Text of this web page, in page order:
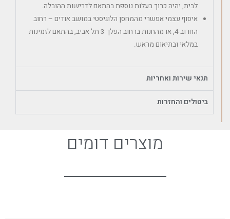
לבית, יהיה כרוך בעלות נוספת בהתאם לדרישות ההובלה.
איסוף עצמי אפשרי מהמחסן הלוגיסטי במושב אודים – רחוב
החרוב 4, או מהחנות ברחוב הפלך 3 תל אביב, בהתאם לזמינות
במלאי ובתיאום מראש.
תנאי שירות ואחריות
ביטולים והחזרות
מוצרים דומים